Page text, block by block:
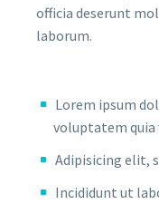
officia deserunt
laborum.
Lorem ipsum
voluptatem quia
Adipisicing elit,
Incididunt ut